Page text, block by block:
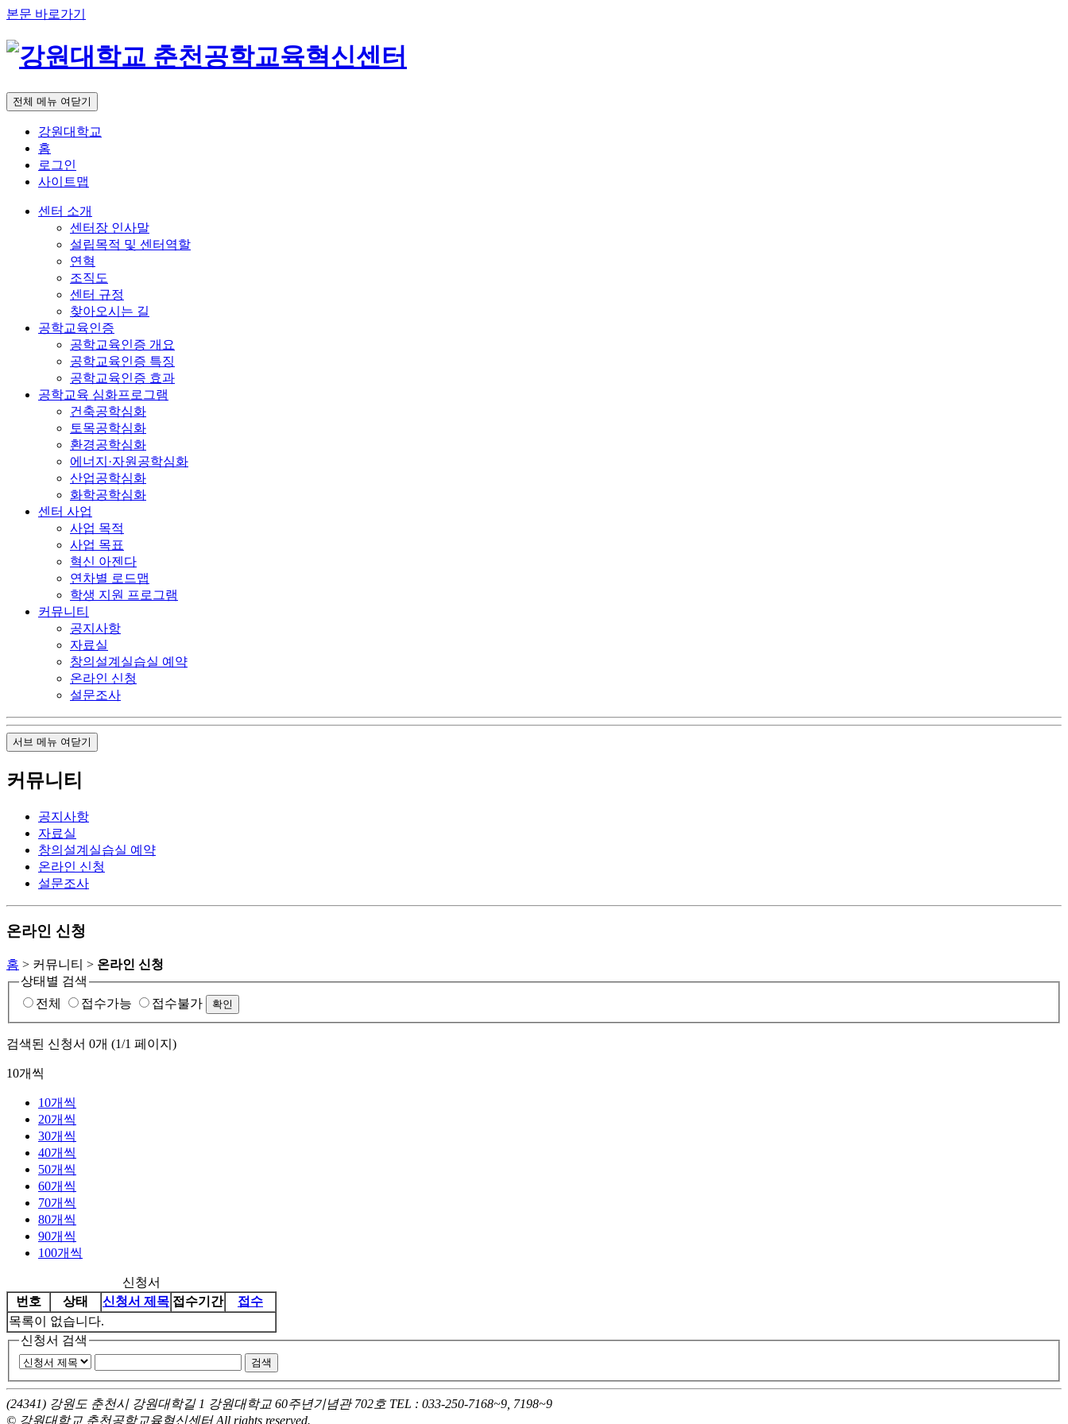
본문 바로가기
전체 메뉴 여닫기
강원대학교
홈
로그인
사이트맵
센터 소개
센터장 인사말
설립목적 및 센터역할
연혁
조직도
센터 규정
찾아오시는 길
공학교육인증
공학교육인증 개요
공학교육인증 특징
공학교육인증 효과
공학교육 심화프로그램
건축공학심화
토목공학심화
환경공학심화
에너지·자원공학심화
산업공학심화
화학공학심화
센터 사업
사업 목적
사업 목표
혁신 아젠다
연차별 로드맵
학생 지원 프로그램
커뮤니티
공지사항
자료실
창의설계실습실 예약
온라인 신청
설문조사
서브 메뉴 여닫기
커뮤니티
공지사항
자료실
창의설계실습실 예약
온라인 신청
설문조사
온라인 신청
홈 > 커뮤니티 > 온라인 신청
상태별 검색
전체
접수가능 접수불가
검색된 신청서 0개 (1/1 페이지)
10개씩
10개씩
20개씩
30개씩
40개씩
50개씩
60개씩
70개씩
80개씩
90개씩
100개씩
신청서
번호
상태 신청서 제목 접수기간
접수
목록이 없습니다.
신청서 검색
(24341) 강원도 춘천시 강원대학길 1 강원대학교 60주년기념관 702호 TEL : 033-250-7168~9, 7198~9
© 강원대학교 춘천공학교육혁신센터 All rights reserved.